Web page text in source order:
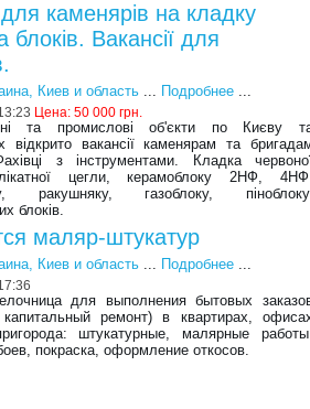
каменярів на кладку
блоків. Вакансії для
Киев и область ... Подробнее ...
Цена:50 000 грн.
та промислові об'єкти по Києву
відкрито вакансії каменярам та
з інструментами. Кладка
цегли, керамоблоку 2НФ,
ракушняку, газоблоку,
блоків.
маляр-штукатур
Киев и область ... Подробнее ...
для выполнения бытовых
ремонт) в квартирах,
штукатурные, малярные
покраска, оформление откосов.